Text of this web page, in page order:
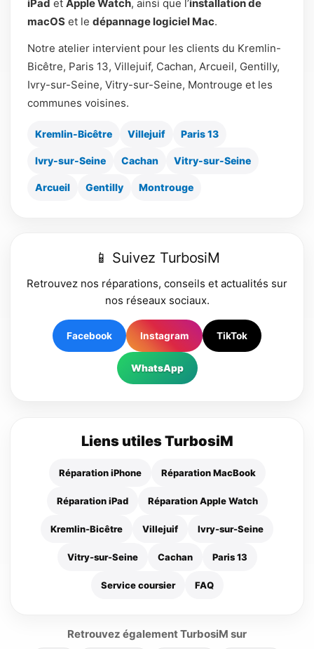
iPad et Apple Watch, ainsi que l’installation de
macOS et le dépannage logiciel Mac.
Notre atelier intervient pour les clients du Kremlin-
Bicêtre, Paris 13, Villejuif, Cachan, Arcueil, Gentilly,
Ivry-sur-Seine, Vitry-sur-Seine, Montrouge et les
communes voisines.
Kremlin-Bicêtre Villejuif Paris 13
Ivry-sur-Seine Cachan Vitry-sur-Seine
Arcueil Gentilly Montrouge
📱 Suivez TurbosiM
Retrouvez nos réparations, conseils et actualités sur
nos réseaux sociaux.
Facebook Instagram TikTok
WhatsApp
Liens utiles TurbosiM
Réparation iPhone Réparation MacBook
Réparation iPad Réparation Apple Watch
Kremlin-Bicêtre Villejuif Ivry-sur-Seine
Vitry-sur-Seine Cachan Paris 13
Service coursier FAQ
Retrouvez également TurbosiM sur